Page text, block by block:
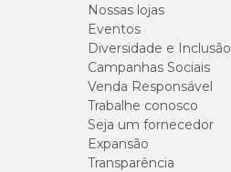
Nossas lojas
Eventos
Diversidade e Inclusão
Campanhas Sociais
Venda Responsável
Trabalhe conosco
Seja um fornecedor
Expansão
Transparência